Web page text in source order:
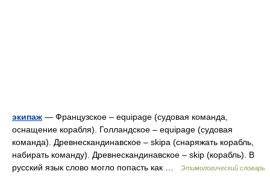
экипаж — Французское – equipage (судовая команда,
оснащение корабля). Голландское – equipage (судовая
команда). Древнескандинавское – skipa (снаряжать корабль,
набирать команду). Древнескандинавское – skip (корабль). В
русский язык слово могло попасть как …
Этимологический словарь